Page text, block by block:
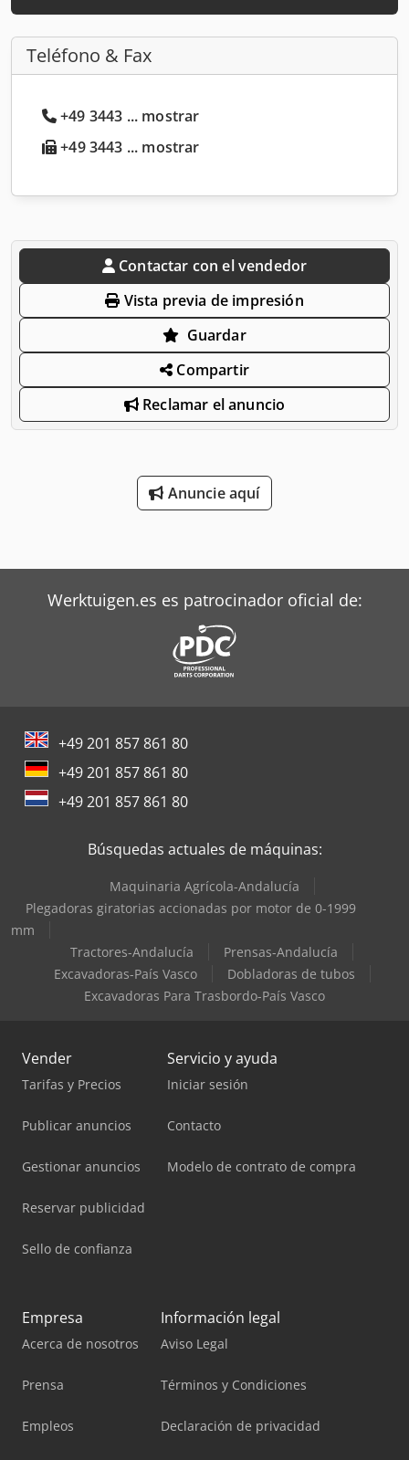
Teléfono & Fax
+49 3443 ... mostrar
+49 3443 ... mostrar
Contactar con el vendedor
Vista previa de impresión
Guardar
Compartir
Reclamar el anuncio
Anuncie aquí
Werktuigen.es es patrocinador oficial de:
+49 201 857 861 80
+49 201 857 861 80
+49 201 857 861 80
Búsquedas actuales de máquinas:
Maquinaria Agrícola-Andalucía
Plegadoras giratorias accionadas por motor de 0-1999
mm
Tractores-Andalucía
Prensas-Andalucía
Excavadoras-País Vasco
Dobladoras de tubos
Excavadoras Para Trasbordo-País Vasco
Vender
Tarifas y Precios
Publicar anuncios
Gestionar anuncios
Reservar publicidad
Sello de confianza
Servicio y ayuda
Iniciar sesión
Contacto
Modelo de contrato de compra
Empresa
Acerca de nosotros
Prensa
Empleos
Información legal
Aviso Legal
Términos y Condiciones
Declaración de privacidad